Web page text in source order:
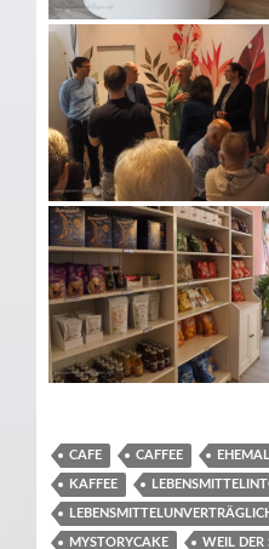
CAFE CAFFEE
KAFFEE
MYSTORYCAKE WEIL DER